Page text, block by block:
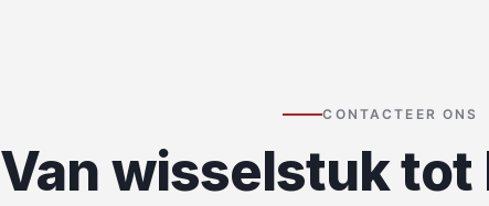
CONTACTEER ONS
Van wisselstuk